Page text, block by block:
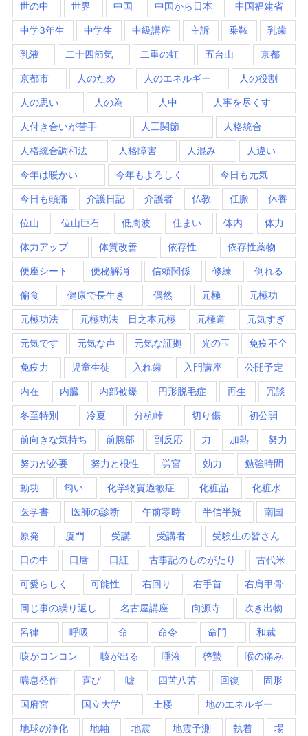
世の中 世界 中国 中国から日本 中国福建省
中学3年生 中学生 中級講座 主訴 乗鞍 乳歯
乳液 二十四節気 二重の虹 五台山 京都
京都市 人のため 人のエネルギー 人の役割
人の思い 人の為 人中 人事を尽くす
人付き合いが苦手 人工関節 人格統合
人格統合調和法 人格障害 人混み 人違い
今年は暖かい 今年もよろしく 今日も元気
今日も頭痛 介護日記 介護者 仏教 任脈 休養
位山 位山巨石 低周波 住まい 体内 体力
体力アップ 体質改善 依存性 依存性薬物
便座シート 便秘解消 信頼関係 修練 倒れる
偏食 健康で長生き 偶然 元極 元極功
元極功法 元極功法 日之本元極 元極道 元気すぎ
元気です 元気な声 元気な証拠 光の玉 免疫不全
免疫力 児童生徒 入れ歯 入門講座 公開予定
内在 内臓 内部被爆 円形脱毛症 再生 冗談
冬至特別 冷夏 分杭峠 切り傷 初公開
前向きな気持ち 前腕部 副反応 力 加熱 努力
努力が必要 努力と根性 労宮 効力 勉強時間
動功 匂い 化学物質過敏症 化粧品 化粧水
医学書 医師の診断 午前零時 半信半疑 南国
原発 厦門 受講 受講者 受験生の皆さん
口の中 口唇 口紅 古事記のものがたり 古代米
可愛らしく 可能性 右回り 右手首 右肩甲骨
同じ事の繰り返し 名古屋講座 向源寺 吹き出物
呂律 呼吸 命 命令 命門 和裁
咳がコンコン 咳が出る 唾液 啓蟄 喉の痛み
喘息発作 喜び 嘘 四苦八苦 回復 固形
国府宮 国立大学 土楼 地のエネルギー
地球の浄化 地軸 地震 地震予測 執着 場